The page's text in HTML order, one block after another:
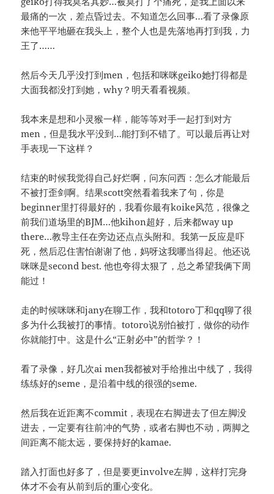
最痛的一次，差点昏过去。不知道怎么回事…看了录像原
来他平平地砸在我头上，整个人也是先落地再打到我，力
王了……
然后今天几乎没打到men，包括和咪咪geiko她打得都是
大面我都没打到她，why？明天看看视频。
我本来是想和小灵猴一样，能等等对手一起打到对方
men，但是我水平没到…能打到不错了。可以最后再让对
手表现一下这样？
结束的时候我觉得自己好烂啊，问东问西：怎么才能最后
不被打歪剑啊。结果scott突然看着我来了句，你是
beginner里打得最好的，我看你最有koike风范，很像之
前我们道场里的BJM…他kihon超好，后来都way up
there…教导主任在旁边还点点头附和。我第一反应是吓
死，然后忍住害怕谢谢了他，妈呀这我哪当得起。他还说
咪咪是second best. 他也夸得太狠了，总之希望我俩下周
能过！
走的时候咪咪和jany在聊工作，我和totoro丁和qq聊了很
多为什么我被打的事情。totoro说别怕被打，做你的动作
你就能打中。这是什么“正射必中”的哲学？！
看了录像，好几次ai men我都被对手给推出中线了，我得
练练好的seme，是沿着中线的很强的seme.
然后我在近距离不commit，表现在右脚进去了但左脚没
进去，一定要有往前冲的气势，或者右脚也不动，两脚之
间距离不能太远，要保持好的kamae.
踏入打面也好多了，但是要更involve左脚，这样打完身
体才不会有从前到后的重心变化。